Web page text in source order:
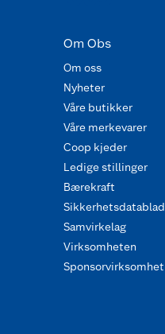
Om Obs
Om oss
Nyheter
Våre butikker
Våre merkevarer
Coop kjeder
Ledige stillinger
Bærekraft
Sikkerhetsdatablad
Samvirkelag
Virksomheten
Sponsorvirksomhet